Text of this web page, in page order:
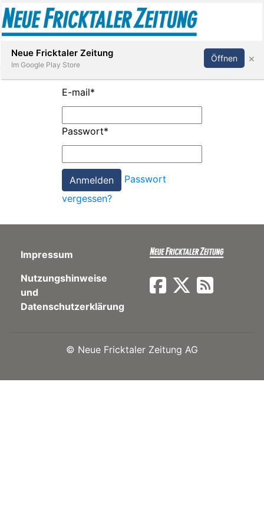
Paper
App
Abonnieren Anmelden
E-mail*
Passwort*
Passwort
vergessen?
Impressum
Nutzungshinweise
und
Datenschutzerklärung
© Neue Fricktaler Zeitung AG
Neue Fricktaler Zeitung
Im Google Play Store
Öffnen ×